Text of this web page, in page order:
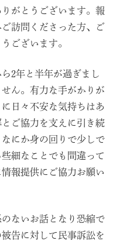
がとうございます。報
訪問くださった方、ご
ございます。
2年と半年が過ぎまし
ん。有力な手がかりが
日々不安な気持ちはあ
ご協力を支えに引き続
にか身の回りで少しで
細なことでも間違って
報提供にご協力お願い
ないお話となり恐縮で
告に対して民事訴訟を